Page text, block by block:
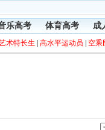
乐高考 体育高考 成
术特长生 高水平运动员 空乘